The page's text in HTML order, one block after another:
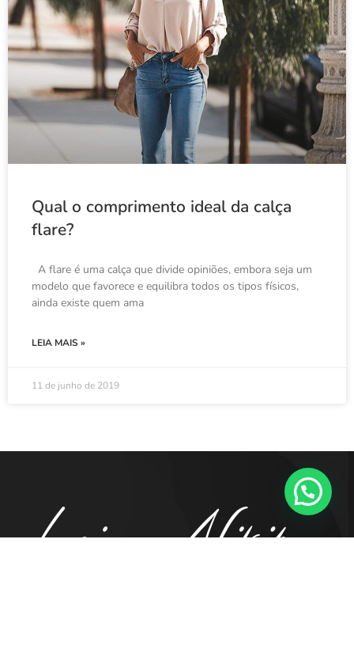
Qual o comprimento ideal da calça
flare?
A flare é uma calça que divide opiniões, embora seja um
modelo que favorece e equilibra todos os tipos físicos,
ainda existe quem ama
LEIA MAIS »
11 de junho de 2019